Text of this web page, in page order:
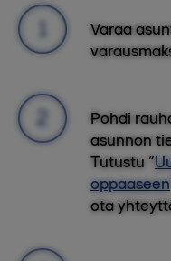
Varaa
Pohdi
asunnon
Tutustu “
oppaaseen
ota